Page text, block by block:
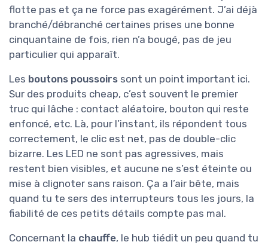
flotte pas et ça ne force pas exagérément. J’ai déjà
branché/débranché certaines prises une bonne
cinquantaine de fois, rien n’a bougé, pas de jeu
particulier qui apparaît.
Les boutons poussoirs sont un point important ici.
Sur des produits cheap, c’est souvent le premier
truc qui lâche : contact aléatoire, bouton qui reste
enfoncé, etc. Là, pour l’instant, ils répondent tous
correctement, le clic est net, pas de double-clic
bizarre. Les LED ne sont pas agressives, mais
restent bien visibles, et aucune ne s’est éteinte ou
mise à clignoter sans raison. Ça a l’air bête, mais
quand tu te sers des interrupteurs tous les jours, la
fiabilité de ces petits détails compte pas mal.
Concernant la chauffe, le hub tiédit un peu quand tu